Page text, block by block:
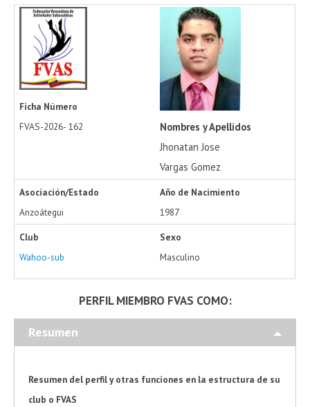
Ficha Número
FVAS-2026- 162
Nombres y Apellidos
Jhonatan Jose
Vargas Gomez
Asociación/Estado
Anzoátegui
Año de Nacimiento
1987
Club
Wahoo-sub
Sexo
Masculino
PERFIL MIEMBRO FVAS COMO:
Resumen
Resumen del perfil y otras funciones en la estructura de su
club o FVAS